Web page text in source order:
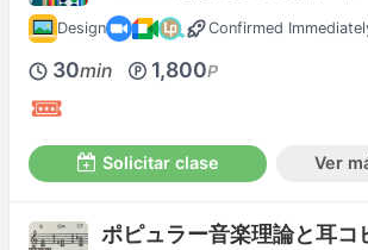
Design Confirmed
30min 1,800P
Solicitar clase Ver
ポピュラー音楽理論と耳コ